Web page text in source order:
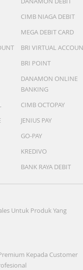
CIMB NIAGA DEBIT
MEGA DEBIT CARD
BRI VIRTUAL
BRI POINT
DANAMON ONLINE
BANKING
CIMB OCTOPAY
JENIUS PAY
GO-PAY
KREDIVO
BANK RAYA DEBIT
Untuk Produk Yang
Kepada Customer